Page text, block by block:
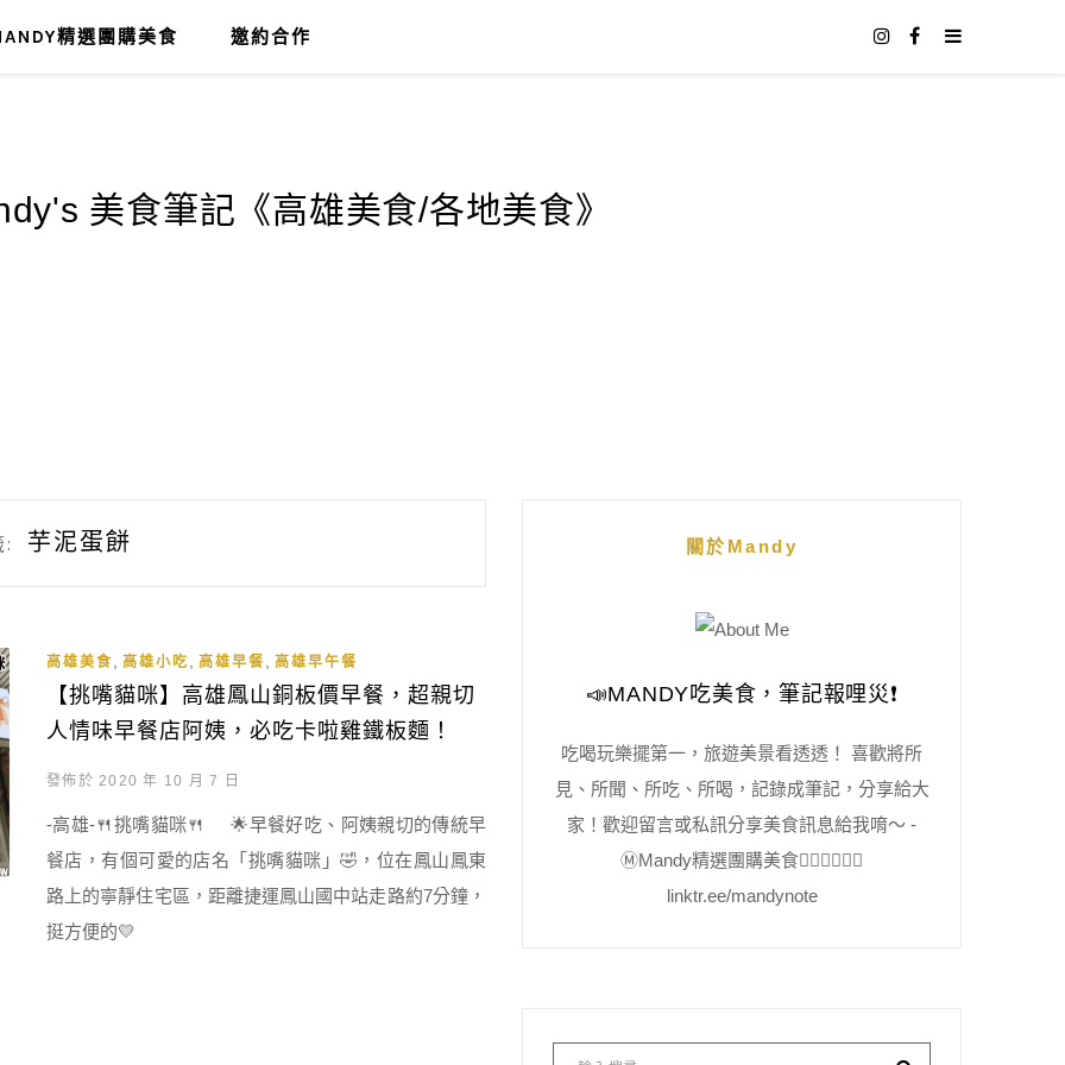
精選團購美食 邀約合作
: 芋泥蛋餅
高雄美食 高雄小吃 高雄早餐 高雄早午餐
【挑嘴貓咪】高雄鳳山銅板價早餐，超親切
人情味早餐店阿姨，必吃卡啦雞鐵板麵！
發佈於 2020 年 10 月 7 日
-高雄-🍴挑嘴貓咪🍴 🌟早餐好吃、阿姨親切的傳統早
餐店，有個可愛的店名「挑嘴貓咪」🤣，位在鳳山鳳東
路上的寧靜住宅區，距離捷運鳳山國中站走路約7分鐘，
挺方便的💛
關於Mandy
📣MANDY吃美食，筆記報哩災❗️
吃喝玩樂擺第一，旅遊美景看透透！ 喜歡將所
見、所聞、所吃、所喝，記錄成筆記，分享給大
家！歡迎留言或私訊分享美食訊息給我唷～ -
Ⓜ️Mandy精選團購美食👇🏻👇🏻👇🏻
linktr.ee/mandynote